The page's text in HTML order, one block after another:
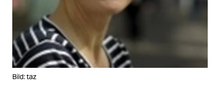
Bild: taz